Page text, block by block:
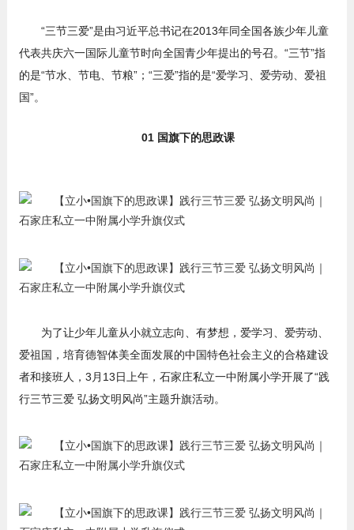
“三节三爱”是由习近平总书记在2013年同全国各族少年儿童
代表共庆六一国际儿童节时向全国青少年提出的号召。“三节”指
的是“节水、节电、节粮”；“三爱”指的是“爱学习、爱劳动、爱祖
国”。
01 国旗下的思政课
为了让少年儿童从小就立志向、有梦想，爱学习、爱劳动、
爱祖国，培育德智体美全面发展的中国特色社会主义的合格建设
者和接班人，3月13日上午，石家庄私立一中附属小学开展了“践
行三节三爱 弘扬文明风尚”主题升旗活动。